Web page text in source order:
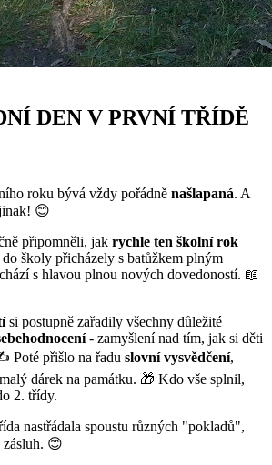
DEN V PRVNÍ TŘÍDĚ
roku bývá vždy pořádně našlapaná. A
😊
připomněli, jak rychle ten školní rok
školy přicházely s batůžkem plným
s hlavou plnou nových dovedoností. 📖
si postupně zařadily všechny důležité
- zamyšlení nad tím, jak si děti
Poté přišlo na řadu slovní vysvědčení,
dárek na památku. 🎁 Kdo vše splnil,
2. třídy.
nastřádala spoustu různých "pokladů",
zásluh. 😊